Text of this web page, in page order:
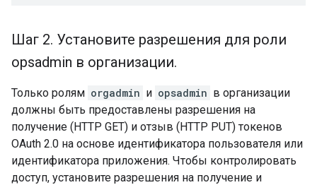
Шаг 2. Установите разрешения для роли
opsadmin в организации.
Только ролям orgadmin и opsadmin в организации
должны быть предоставлены разрешения на
получение (HTTP GET) и отзыв (HTTP PUT) токенов
OAuth 2.0 на основе идентификатора пользователя или
идентификатора приложения. Чтобы контролировать
доступ, установите разрешения на получение и